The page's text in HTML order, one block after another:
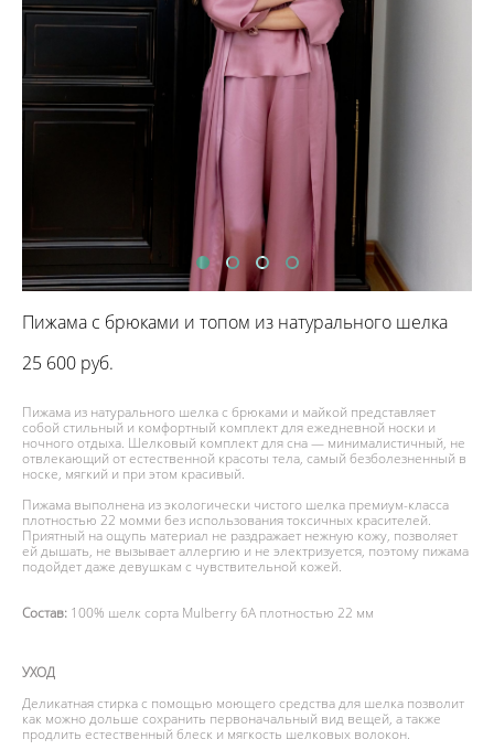
Пижама с брюками и топом из натурального шелка
25 600 pуб.
Пижама из натурального шелка с брюками и майкой представляет
собой стильный и комфортный комплект для ежедневной носки и
ночного отдыха. Шелковый комплект для сна — минималистичный, не
отвлекающий от естественной красоты тела, самый безболезненный в
носке, мягкий и при этом красивый.
Пижама выполнена из экологически чистого шелка премиум-класса
плотностью 22 момми без использования токсичных красителей.
Приятный на ощупь материал не раздражает нежную кожу, позволяет
ей дышать, не вызывает аллергию и не электризуется, поэтому пижама
подойдет даже девушкам с чувствительной кожей.
Состав: 100% шелк сорта Mulberry 6А плотностью 22 мм
УХОД
Деликатная стирка с помощью моющего средства для шелка позволит
как можно дольше сохранить первоначальный вид вещей, а также
продлить естественный блеск и мягкость шелковых волокон.